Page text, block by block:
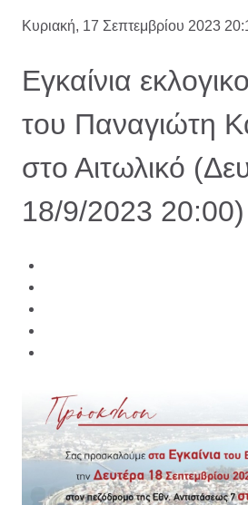
Κυριακή, 17 Σεπτεμβρίου 2023
Εγκαίνια
του Παναγιώτη
στο Αιτωλικό
18/9/2023 20:00)